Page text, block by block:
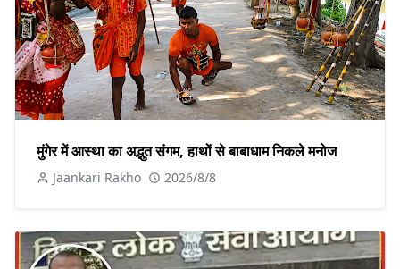
मुंगेर में आस्था का अद्भुत संगम, हाथों से बाबाधाम निकले मनोज
Jaankari Rakho 2026/8/8